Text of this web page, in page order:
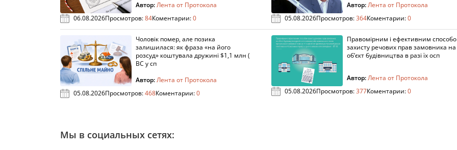
Автор:Лента от Протокола
06.08.2026Просмотров:84Коментарии:0
Автор:Лента от Протокола
05.08.2026Просмотров:364Коментарии:0
Чоловік помер, але позика
залишилася: як фраза «на його
розсуд» коштувала дружині $1,1 млн (
ВС у сп
Автор:Лента от Протокола
05.08.2026Просмотров:468Коментарии:0
Правомірним і ефективним
захисту речових прав замовника на
об’єкт будівництва в разі їх осп
Автор:Лента от Протокола
05.08.2026Просмотров:377Коментарии:0
Мы в социальных сетях: